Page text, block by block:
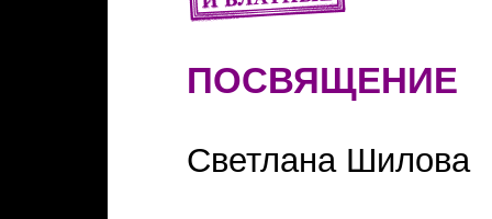
ПОСВЯЩЕНИЕ
Светлана Шилова